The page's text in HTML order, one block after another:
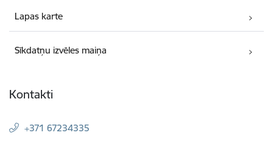
Lapas karte
Sīkdatņu izvēles maiņa
Kontakti
+371 67234335